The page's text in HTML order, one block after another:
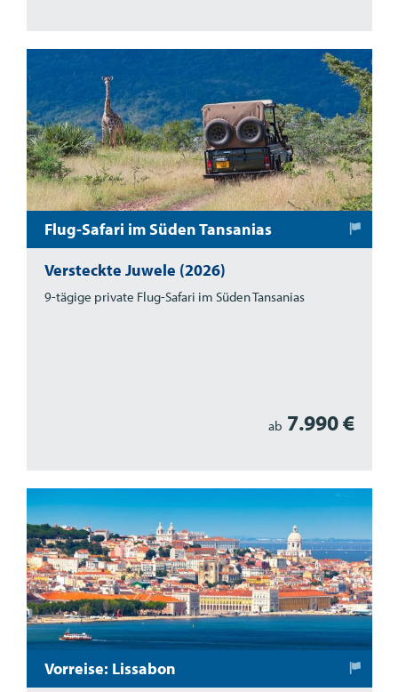
Flug-Safari im Süden Tansanias
Versteckte Juwele (2026)
9-tägige private Flug-Safari im Süden Tansanias
ab 7.990 €
Vorreise: Lissabon